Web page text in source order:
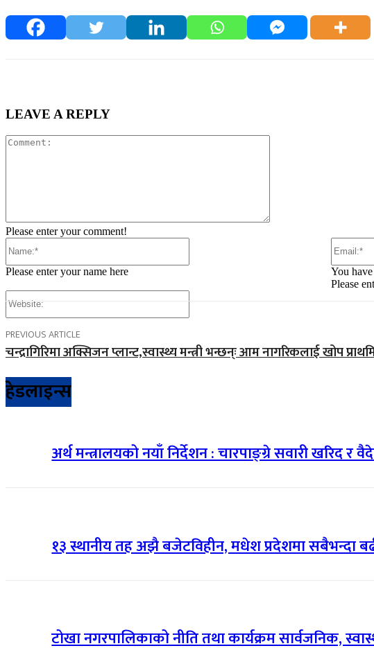
LEAVE A REPLY
Please enter your comment!
Please enter your name here
You
Please
PREVIOUS ARTICLE
चन्द्रागिरिमा अक्सिजन प्लान्ट,स्वास्थ्य मन्त्री भन्छन्ः आम नागरिकलाई खोप
हेडलाइन्स
अर्थ मन्त्रालयको नयाँ निर्देशन : चारपाङ्ग्रे सवारी खरिद र
१३ स्थानीय तह अझै बजेटविहीन, मधेश प्रदेशमा सबैभन्दा
टोखा नगरपालिकाको नीति तथा कार्यक्रम सार्वजनिक,